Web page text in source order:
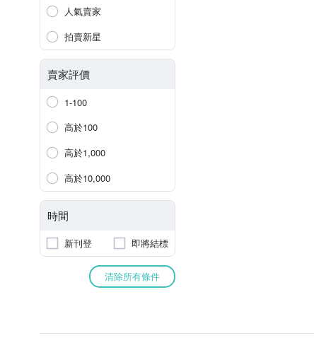
人氣賣家
拍賣新星
賣家評價
1-100
高於100
高於1,000
高於10,000
時間
新刊登 即將結標
清除所有條件